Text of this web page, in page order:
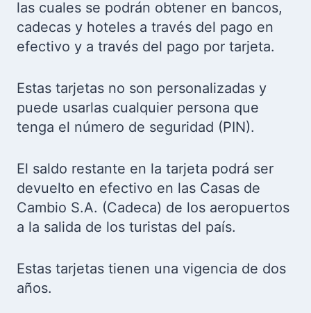
las cuales se podrán obtener en bancos,
cadecas y hoteles a través del pago en
efectivo y a través del pago por tarjeta.
Estas tarjetas no son personalizadas y
puede usarlas cualquier persona que
tenga el número de seguridad (PIN).
El saldo restante en la tarjeta podrá ser
devuelto en efectivo en las Casas de
Cambio S.A. (Cadeca) de los aeropuertos
a la salida de los turistas del país.
Estas tarjetas tienen una vigencia de dos
años.